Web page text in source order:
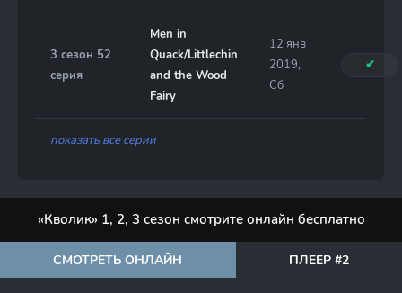
3 сезон 52
серия
Men in
Quack/Littlechin
and the Wood
Fairy
12 янв
2019,
Сб
✔
показать все серии
«Кволик» 1, 2, 3 сезон смотрите онлайн бесплатно
СМОТРЕТЬ ОНЛАЙН ПЛЕЕР #2